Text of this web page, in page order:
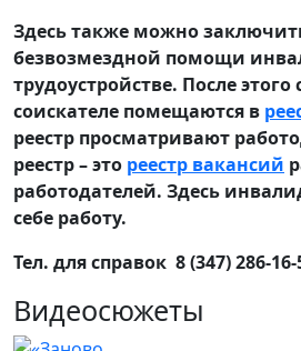
Здесь также можно
безвозмездной помощи
трудоустройстве. После этого
соискателе помещаются в
реестр просматривают
реестр – это реестр вакансий
работодателей. Здесь
себе работу.
Тел. для справок 8 (347) 286-16-
Видеосюжеты